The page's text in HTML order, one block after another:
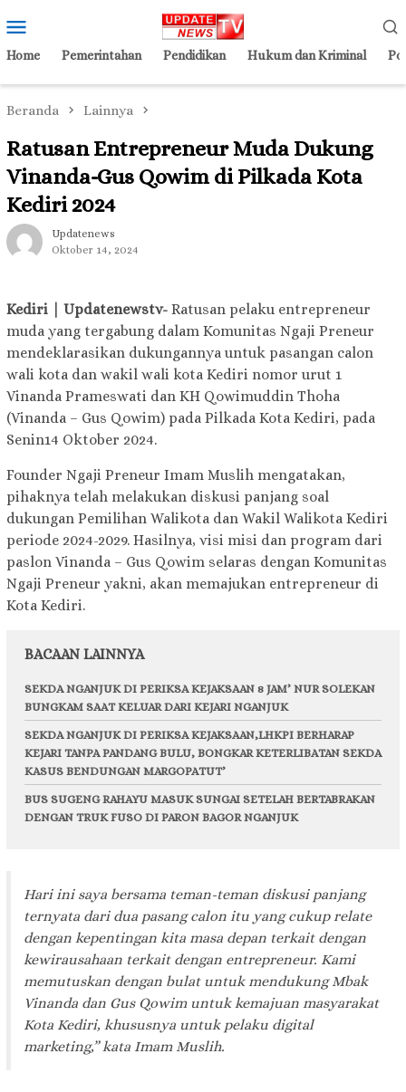
ke
kontenMobile
Home Pemerintahan Pendidikan Hukum dan Kriminal
Beranda Lainnya
Ratusan Entrepreneur Muda Dukung
Vinanda-Gus Qowim di Pilkada Kota
Kediri 2024
Updatenews
Oktober 14, 2024
Kediri | Updatenewstv- Ratusan pelaku entrepreneur
muda yang tergabung dalam Komunitas Ngaji Preneur
mendeklarasikan dukungannya untuk pasangan calon
wali kota dan wakil wali kota Kediri nomor urut 1
Vinanda Prameswati dan KH Qowimuddin Thoha
(Vinanda – Gus Qowim) pada Pilkada Kota Kediri, pada
Senin14 Oktober 2024.
Founder Ngaji Preneur Imam Muslih mengatakan,
pihaknya telah melakukan diskusi panjang soal
dukungan Pemilihan Walikota dan Wakil Walikota Kediri
periode 2024-2029. Hasilnya, visi misi dan program dari
paslon Vinanda – Gus Qowim selaras dengan Komunitas
Ngaji Preneur yakni, akan memajukan entrepreneur di
Kota Kediri.
BACAAN LAINNYA
SEKDA NGANJUK DI PERIKSA KEJAKSAAN 8 JAM’ NUR SOLEKAN
BUNGKAM SAAT KELUAR DARI KEJARI NGANJUK
SEKDA NGANJUK DI PERIKSA KEJAKSAAN,LHKPI BERHARAP
KEJARI TANPA PANDANG BULU, BONGKAR KETERLIBATAN SEKDA
KASUS BENDUNGAN MARGOPATUT’
BUS SUGENG RAHAYU MASUK SUNGAI SETELAH BERTABRAKAN
DENGAN TRUK FUSO DI PARON BAGOR NGANJUK
Hari ini saya bersama teman-teman diskusi panjang
ternyata dari dua pasang calon itu yang cukup relate
dengan kepentingan kita masa depan terkait dengan
kewirausahaan terkait dengan entrepreneur. Kami
memutuskan dengan bulat untuk mendukung Mbak
Vinanda dan Gus Qowim untuk kemajuan masyarakat
Kota Kediri, khususnya untuk pelaku digital
marketing,” kata Imam Muslih.